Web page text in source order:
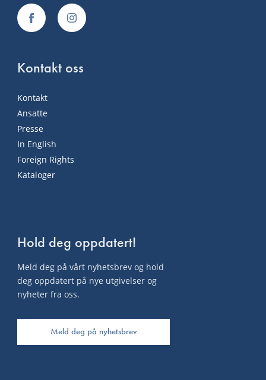
Kontakt oss
Kontakt
Ansatte
Presse
In English
Foreign Rights
Kataloger
Hold deg oppdatert!
Meld deg på vårt nyhetsbrev og hold
deg oppdatert på nye utgivelser og
nyheter fra oss.
Meld deg på nyhetsbrev